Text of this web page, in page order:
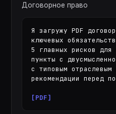
Договорное право
Я загружу PDF
ключевых
5 главных рисков
пункты с
с типовым
рекомендации перед
[PDF]